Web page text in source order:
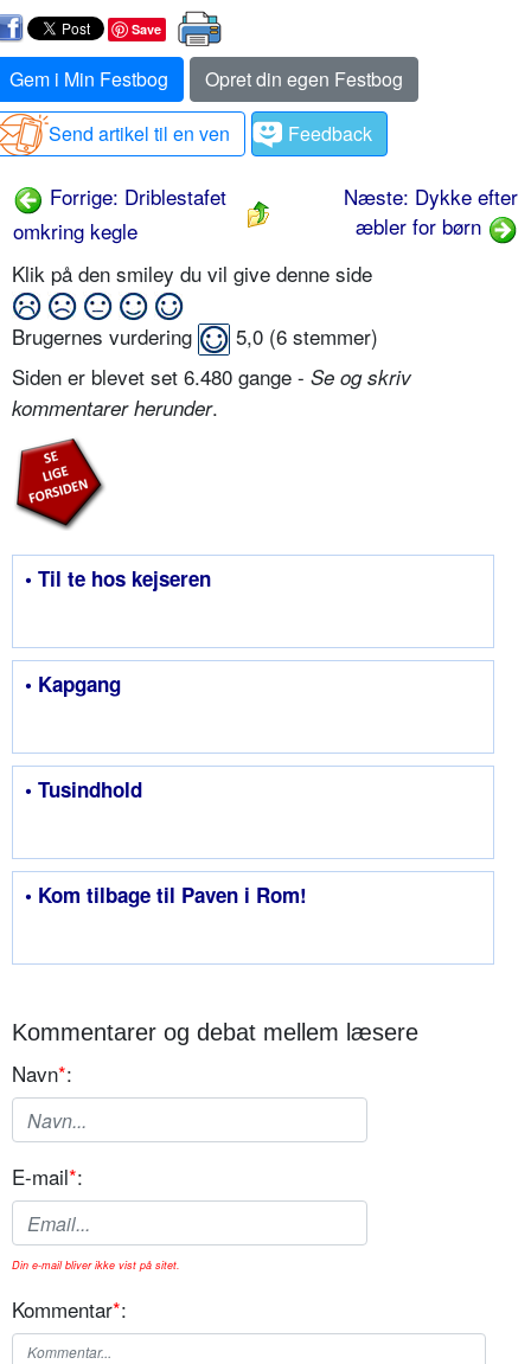
Save
Gem i Min Festbog
Opret din egen Festbog
Send artikel til en ven
Feedback
Forrige: Driblestafet
omkring kegle
Næste: Dykke efter
æbler for børn
Klik på den smiley du vil give denne side
Brugernes vurdering 5,0 (6 stemmer)
Siden er blevet set 6.480 gange - Se og skriv
kommentarer herunder.
• Til te hos kejseren
• Kapgang
• Tusindhold
• Kom tilbage til Paven i Rom!
Kommentarer og debat mellem læsere
Navn*:
E-mail*:
Din e-mail bliver ikke vist på sitet.
Kommentar*: